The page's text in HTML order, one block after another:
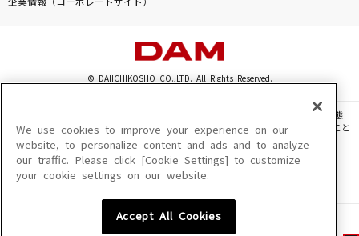
企業情報（コーポレートサイト）
© DAIICHIKOSHO CO.,LTD. All Rights Reserved.
このサイトに掲載されている一切の文章・画像・写真・動画・音声等を、手段や形態
を問わず、著作権法の定める範囲を超えて無断で複製、転載、ファイル化などすること
を禁じます。
楽曲及びコンテンツは、機種によりご利用いただけない場合があります。
楽曲及びコンテンツの配信日、配信内容が変更になる場合があります。
We use cookies to improve your experience on our
website, to personalize content and ads and to analyze
our traffic. Please click [Cookie Settings] to customize
your cookie settings on our website.
Accept All Cookies